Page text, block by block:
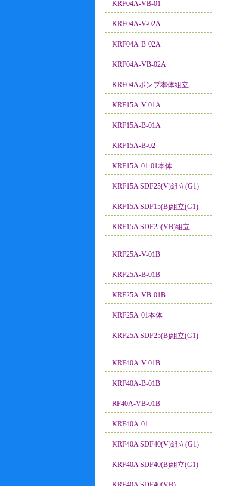
KRF04A-VB-01
KRF04A-V-02A
KRF04A-B-02A
KRF04A-VB-02A
KRF04Aポンプ本体組立
KRF15A-V-01A
KRF15A-B-01A
KRF15A-B-02
KRF15A-01-01本体
KRF15A SDF25(V)組立(G1)
KRF15A SDF15(B)組立(G1)
KRF15A SDF25(VB)組立
KRF25A-V-01B
KRF25A-B-01B
KRF25A-VB-01B
KRF25A-01本体
KRF25A SDF25(B)組立(G1)
KRF40A-V-01B
KRF40A-B-01B
RF40A-VB-01B
KRF40A-01
KRF40A SDF40(V)組立(G1)
KRF40A SDF40(B)組立(G1)